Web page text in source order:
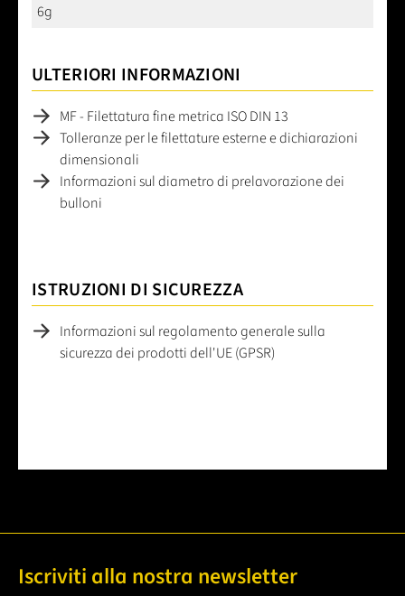
6g
ULTERIORI INFORMAZIONI
MF - Filettatura fine metrica ISO DIN 13
Tolleranze per le filettature esterne e dichiarazioni
dimensionali
Informazioni sul diametro di prelavorazione dei
bulloni
ISTRUZIONI DI SICUREZZA
Informazioni sul regolamento generale sulla
sicurezza dei prodotti dell'UE (GPSR)
Iscriviti alla nostra newsletter